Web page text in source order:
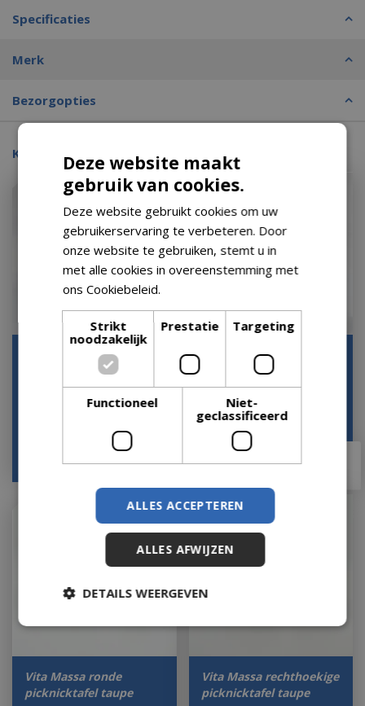
Specificaties
Merk
Bezorgopties
Kijk ook eens naar:
Vita Massa Picknicktafel
Rond Picknickset
00
Vita Massa Picknicktafel
Rechthoekig Picknickset
00
€549,00
Vita Massa ronde
picknicktafel taupe
Vita Massa rechthoekige
picknicktafel taupe
Deze website maakt
gebruik van cookies.
Deze website gebruikt cookies om uw
gebruikerservaring te verbeteren. Door
onze website te gebruiken, stemt u in
met alle cookies in overeenstemming met
ons Cookiebeleid.
Strikt
noodzakelijk
Prestatie Targeting
Functioneel
Niet-
geclassificeerd
ALLES ACCEPTEREN
ALLES AFWIJZEN
DETAILS WEERGEVEN